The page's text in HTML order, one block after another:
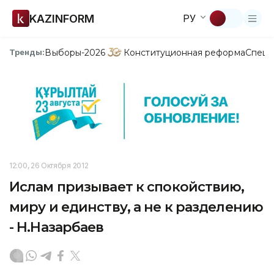
KAZINFORM РУ
Тренды:Выборы-2026 Конституционная реформа
12:00, 26 Октября 2012
Ислам призывает к спокойствию,
миру и единству, а не к разделению
- Н.Назарбаев